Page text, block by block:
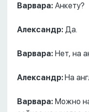
Варвара: Анкету?
Александр: Да.
Варвара: Нет, на
Александр:На
Варвара: Можно